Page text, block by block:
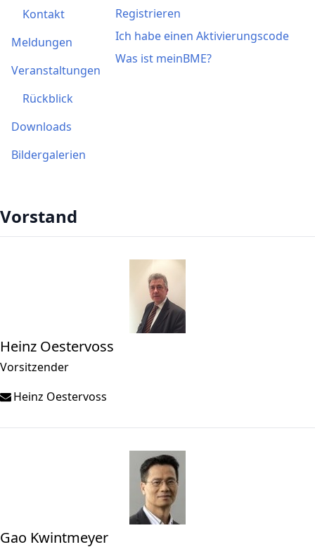
Registrieren
Ich habe einen Aktivierungscode
Was ist meinBME?
Kontakt
Meldungen
Veranstaltungen
Rückblick
Downloads
Bildergalerien
Vorstand
Heinz Oestervoss
Vorsitzender
Heinz Oestervoss
Gao Kwintmeyer